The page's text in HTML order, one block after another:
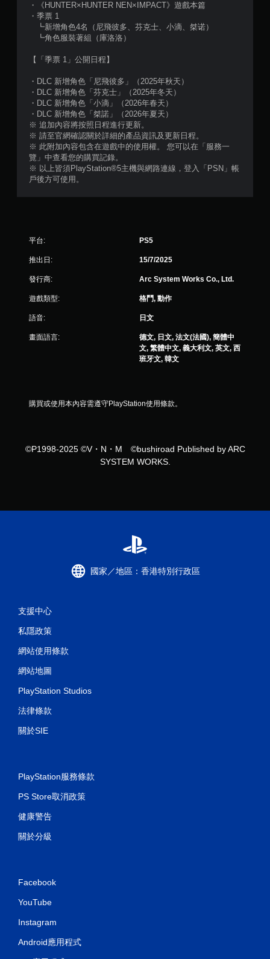
・《HUNTER×HUNTER NEN×IMPACT》遊戲本篇
・季票 1
┗新增角色4名（尼飛彼多、芬克士、小滴、桀诺）
┗角色服裝著組（庫洛洛）
【「季票 1」公開日程】
・DLC 新增角色「尼飛彼多」（2025年秋天）
・DLC 新增角色「芬克士」（2025年冬天）
・DLC 新增角色「小滴」（2026年春天）
・DLC 新增角色「桀諾」（2026年夏天）
※ 追加內容將按照日程進行更新。
※ 請至官網確認關於詳細的產品資訊及更新日程。
※ 此附加內容包含在遊戲中的使用權。 您可以在「服務一
覽」中查看您的購買記錄。
※ 以上皆須PlayStation®5主機與網路連線，登入「PSN」帳
戶後方可使用。
平台: PS5
推出日: 15/7/2025
發行商: Arc System Works Co., Ltd.
遊戲類型: 格鬥, 動作
語音: 日文
畫面語言:
德文, 日文, 法文(法國), 簡體中
文, 繁體中文, 義大利文, 英文, 西
班牙文, 韓文
購買或使用本內容需遵守PlayStation使用條款。
©P1998-2025 ©V・N・M ©bushiroad Published by ARC
SYSTEM WORKS.
國家／地區：香港特別行政區
支援中心
私隱政策
網站使用條款
網站地圖
PlayStation Studios
法律條款
關於SIE
PlayStation服務條款
PS Store取消政策
健康警告
關於分級
Facebook
YouTube
Instagram
Android應用程式